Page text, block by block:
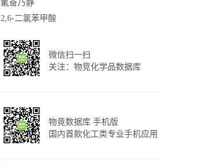
氟奋乃静
2,6-二氯苯甲酸
微信扫一扫
关注：物竞化学品数据库
物竟数据库 手机版
国内首款化工类专业手机应用